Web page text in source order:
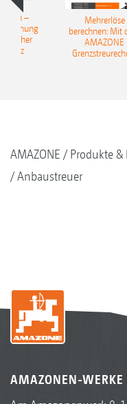
–
Mehrerlöse
berechnen: Mit
AMAZONE
AMAZONE Produkte
Anbaustreuer
AMAZONEN-WERKE